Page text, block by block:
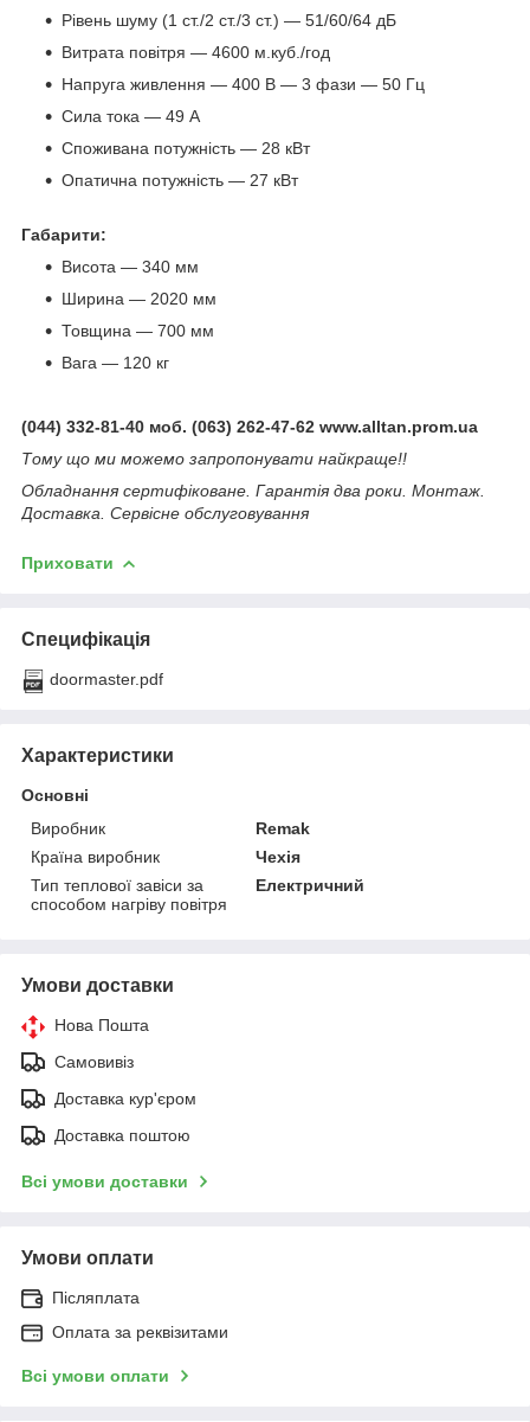
Рівень шуму (1 ст./2 ст./3 ст.) — 51/60/64 дБ
Витрата повітря — 4600 м.куб./год
Напруга живлення — 400 В — 3 фази — 50 Гц
Сила тока — 49 А
Споживана потужність — 28 кВт
Опатична потужність — 27 кВт
Габарити:
Висота — 340 мм
Ширина — 2020 мм
Товщина — 700 мм
Вага — 120 кг
(044) 332-81-40 моб. (063) 262-47-62 www.alltan.prom.ua
Тому що ми можемо запропонувати найкраще!!
Обладнання сертифіковане. Гарантія два роки. Монтаж.
Доставка. Сервісне обслуговування
Приховати
Специфікація
doormaster.pdf
Характеристики
Основні
Виробник
Remak
Країна виробник
Чехія
Тип теплової завіси за
способом нагріву повітря
Електричний
Умови доставки
Нова Пошта
Самовивіз
Доставка кур'єром
Доставка поштою
Всі умови доставки
Умови оплати
Післяплата
Оплата за реквізитами
Всі умови оплати